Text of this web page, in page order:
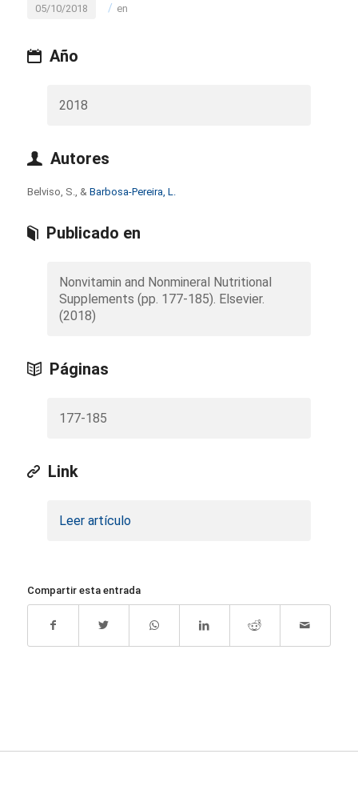
05/10/2018 / en
Año
2018
Autores
Belviso, S., & Barbosa-Pereira, L.
Publicado en
Nonvitamin and Nonmineral Nutritional
Supplements (pp. 177-185). Elsevier.
(2018)
Páginas
177-185
Link
Leer artículo
Compartir esta entrada